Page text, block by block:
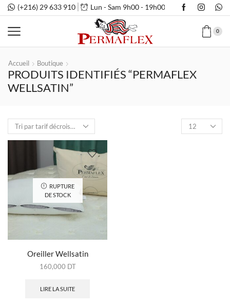
(+216) 29 633 910 Lun - Sam 9h00 - 19h00
0
Accueil Boutique
PRODUITS IDENTIFIÉS “PERMAFLEX
WELLSATIN”
Nombre
de
RUPTURE
DE STOCK
Oreiller Wellsatin
160,000 DT
LIRE LA SUITE